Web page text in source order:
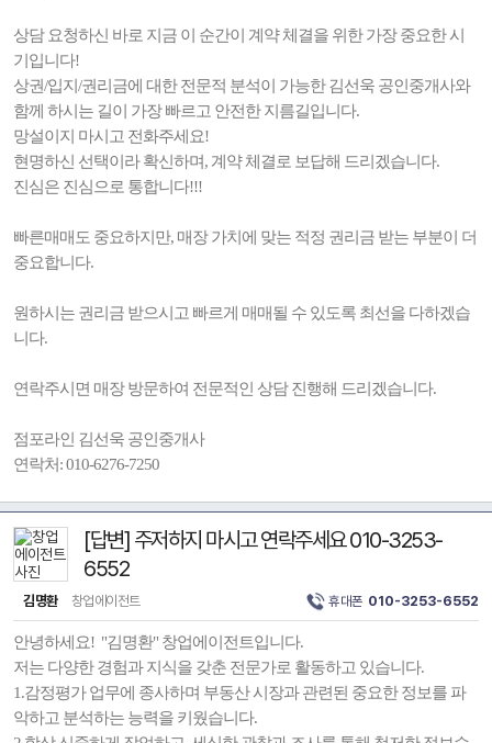
상담 요청하신 바로 지금 이 순간이 계약 체결을 위한 가장 중요한 시
기입니다!
상권/입지/권리금에 대한 전문적 분석이 가능한 김선욱 공인중개사와
함께 하시는 길이 가장 빠르고 안전한 지름길입니다.
망설이지 마시고 전화주세요!
현명하신 선택이라 확신하며, 계약 체결로 보답해 드리겠습니다.
진심은 진심으로 통합니다!!!
빠른매매도 중요하지만, 매장 가치에 맞는 적정 권리금 받는 부분이 더
중요합니다.
원하시는 권리금 받으시고 빠르게 매매될 수 있도록 최선을 다하겠습
니다.
연락주시면 매장 방문하여 전문적인 상담 진행해 드리겠습니다.
점포라인 김선욱 공인중개사
연락처: 010-6276-7250
[답변] 주저하지 마시고 연락주세요 010-3253-
6552
김명환 창업에이전트 휴대폰 010-3253-6552
안녕하세요! "김명환" 창업에이전트입니다.
저는 다양한 경험과 지식을 갖춘 전문가로 활동하고 있습니다.
1.감정평가 업무에 종사하며 부동산 시장과 관련된 중요한 정보를 파
악하고 분석하는 능력을 키웠습니다.